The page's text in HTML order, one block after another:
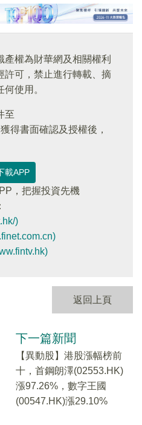
權為財華網及相關權利
許可，禁止進行轉載、摘
使用。
至
獲得書面確認及授權後，
載APP
，把握投資先機
)
返回上頁
下一篇新聞
【異動股】港股漲幅榜前
十，首鋼朗澤(02553.HK)
漲97.26%，數字王國
(00547.HK)漲29.10%